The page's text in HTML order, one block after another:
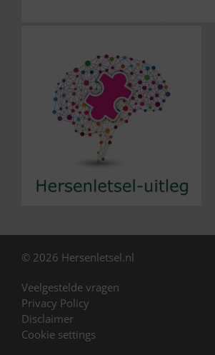
© 2026 Hersenletsel.nl
Veelgestelde vragen
Privacy Policy
Disclaimer
Cookie settings